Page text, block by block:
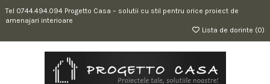
Tel 0744.494.094 Progetto Casa – solutii cu stil pentru orice proiect de
amenajari interioare
Lista de dorinte (0)